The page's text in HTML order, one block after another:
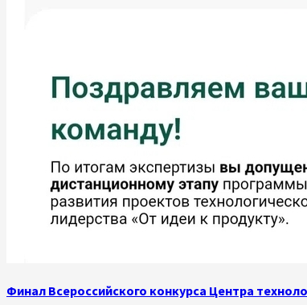
Финал Всероссийского конкурса Центра